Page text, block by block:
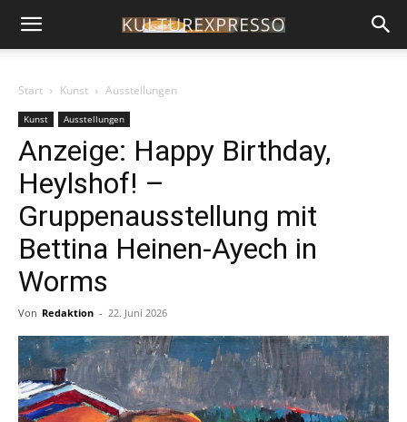
Start Kunst Ausstellungen
Kunst Ausstellungen
Anzeige: Happy Birthday,
Heylshof! –
Gruppenausstellung mit
Bettina Heinen-Ayech in
Worms
Von Redaktion - 22. Juni 2026